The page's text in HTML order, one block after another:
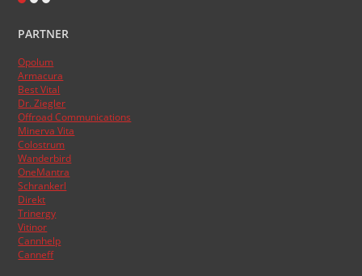
nur Blogheim dazu. Die Domainendung .at sollte zum
:)
Das Topblogranking wurde im Laufe der Zeit schon
mehrmals umgestellt, basiert aber nun endlich auf den
Besucherzahlen der Blogs.
PARTNER
Opolum
Armacura
Best Vital
Dr. Ziegler
Offroad Communications
Minerva Vita
Colostrum
Wanderbird
OneMantra
Schrankerl
Direkt
Trinergy
Vitinor
Cannhelp
Canneff